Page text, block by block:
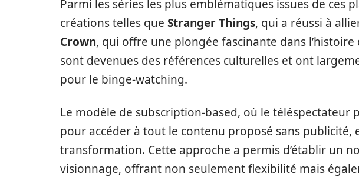
Parmi les séries les plus emblématiques issues de ces
créations telles que Stranger Things, qui a réussi à
Crown, qui offre une plongée fascinante dans
sont devenues des références culturelles et ont
pour le binge-watching.
Le modèle de subscription-based, où le téléspectateur
pour accéder à tout le contenu proposé sans publicité,
transformation. Cette approche a permis d’établir un
visionnage, offrant non seulement flexibilité mais